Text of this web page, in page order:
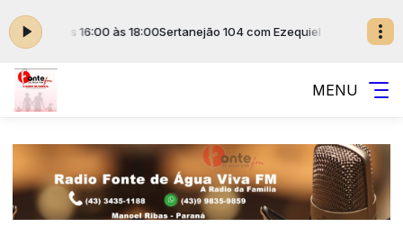
Jr. das 16:00 às 18:00Sertanejão 104 com Ezequiel Jr. das 16:00 às
MENU